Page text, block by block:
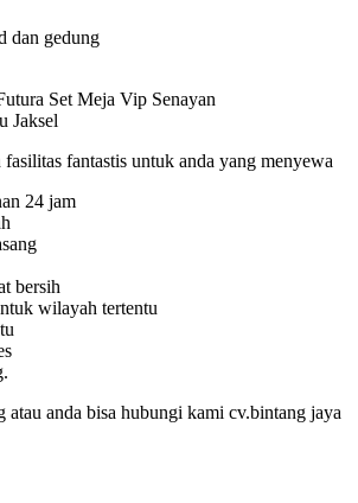
dan gedung
fantastis untuk anda yang menyewa
24 jam
bersih
wilayah tertentu
atau anda bisa hubungi kami cv.bintang jaya